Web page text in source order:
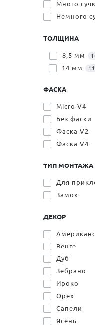
Много
Немного
ТОЛЩИНА
8,5 мм
14 мм
ФАСКА
Micro V4
Без фаски
Фаска V2
Фаска V4
ТИП МОНТАЖА
Для
Замок
ДЕКОР
Венге
Дуб
Зебрано
Ироко
Орех
Сапели
Ясень